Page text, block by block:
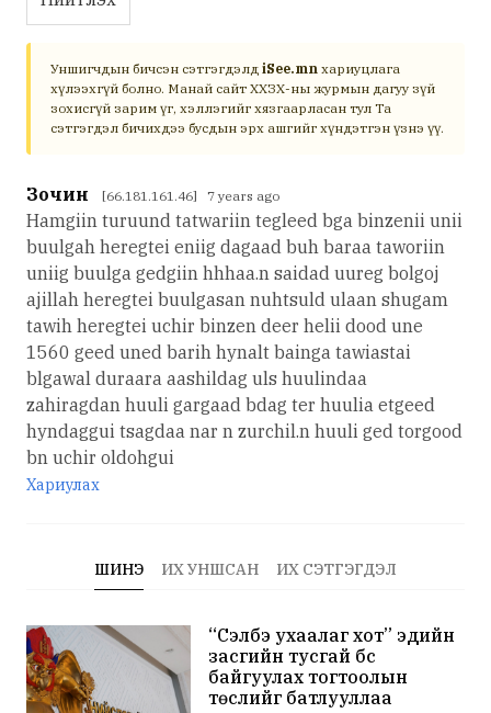
Уншигчдын бичсэн сэтгэгдэлд iSee.mn хариуцлага
хүлээхгүй болно. Манай сайт ХХЗХ-ны журмын дагуу зүй
зохисгүй зарим үг, хэллэгийг хязгаарласан тул Та
сэтгэгдэл бичихдээ бусдын эрх ашгийг хүндэтгэн үзнэ үү.
Зочин [66.181.161.46] 7 years ago
Hamgiin turuund tatwariin tegleed bga binzenii unii
buulgah heregtei eniig dagaad buh baraa taworiin
uniig buulga gedgiin hhhaa.n saidad uureg bolgoj
ajillah heregtei buulgasan nuhtsuld ulaan shugam
tawih heregtei uchir binzen deer helii dood une
1560 geed uned barih hynalt bainga tawiastai
blgawal duraara aashildag uls huulindaa
zahiragdan huuli gargaad bdag ter huulia etgeed
hyndaggui tsagdaa nar n zurchil.n huuli ged torgood
bn uchir oldohgui
Хариулах
ШИНЭ ИХ УНШСАН ИХ СЭТГЭГДЭЛ
“Сэлбэ ухаалаг хот” эдийн
засгийн тусгай бүс
байгуулах тогтоолын
төслийг батлууллаа